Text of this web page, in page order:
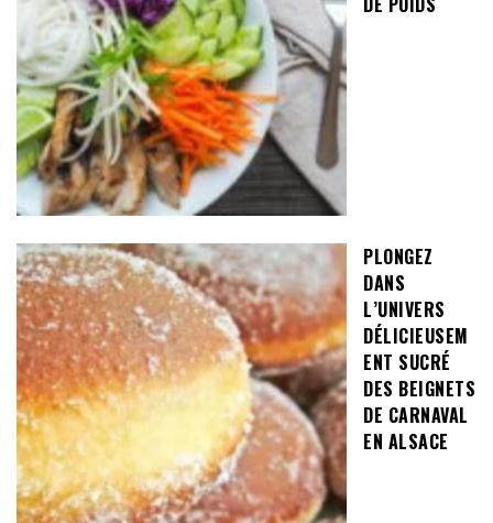
PLONGEZ
DANS
L’UNIVERS
DÉLICIEUSEM
ENT SUCRÉ
DES BEIGNETS
DE CARNAVAL
EN ALSACE